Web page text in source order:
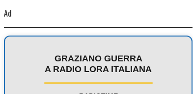
Ad
GRAZIANO GUERRA
A RADIO LORA ITALIANA